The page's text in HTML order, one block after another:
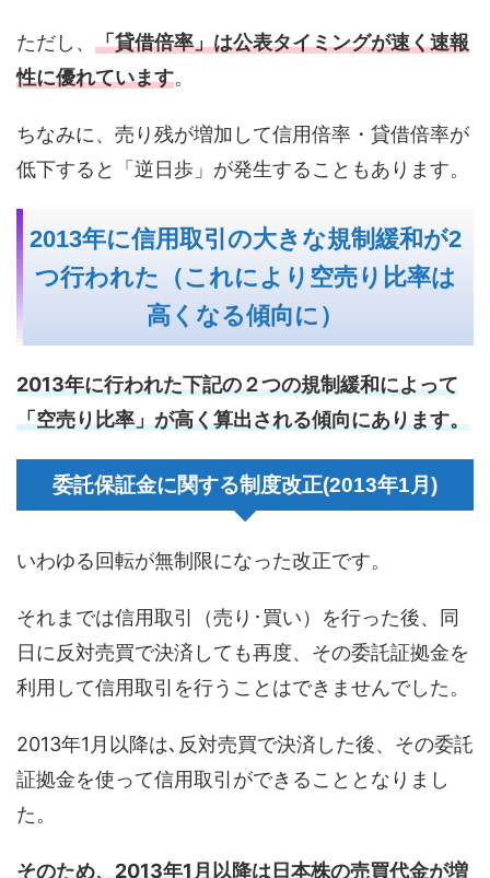
ただし、 「貸借倍率」は公表タイミングが速く速報
性に優れています。
ちなみに、売り残が増加して信用倍率・貸借倍率が
低下すると「逆日歩」が発生することもあります。
2013年に信用取引の大きな規制緩和が2
つ行われた（これにより空売り比率は
高くなる傾向に）
2013年に行われた下記の２つの規制緩和によって
「空売り比率」が高く算出される傾向にあります。
委託保証金に関する制度改正(2013年1月)
いわゆる回転が無制限になった改正です。
それまでは信用取引（売り･買い）を行った後、同
日に反対売買で決済しても再度、その委託証拠金を
利用して信用取引を行うことはできませんでした。
2013年1月以降は､反対売買で決済した後、その委託
証拠金を使って信用取引ができることとなりまし
た。
そのため、2013年1月以降は日本株の売買代金が増